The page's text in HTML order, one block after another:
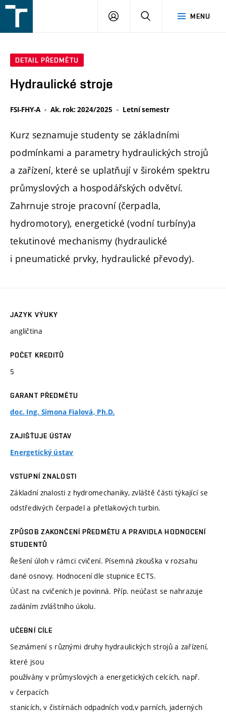
v
MENU
PŘIHLÁŠENÍ
DETAIL PŘEDMĚTU
Hydraulické stroje
FSI-FHY-A Ak. rok: 2024/2025 Letní semestr
Kurz seznamuje studenty se základními
podmínkami a parametry hydraulických strojů
a zařízení, které se uplatňují v širokém spektru
průmyslových a hospodářských odvětví.
Zahrnuje stroje pracovní (čerpadla,
hydromotory), energetické (vodní turbíny)a
tekutinové mechanismy (hydraulické
i pneumatické prvky, hydraulické převody).
JAZYK VÝUKY
angličtina
POČET KREDITŮ
5
GARANT PŘEDMĚTU
doc. Ing. Simona Fialová, Ph.D.
ZAJIŠŤUJE ÚSTAV
Energetický ústav
VSTUPNÍ ZNALOSTI
Základní znalosti z hydromechaniky, zvláště části týkající se
odstředivých čerpadel a přetlakových turbin.
ZPŮSOB ZAKONČENÍ PŘEDMĚTU A PRAVIDLA HODNOCENÍ
STUDENTŮ
Řešení úloh v rámci cvičení. Písemná zkouška v rozsahu
dané osnovy. Hodnocení dle stupnice ECTS.
Účast na cvičeních je povinná. Příp. neúčast se nahrazuje
zadáním zvláštního úkolu.
UČEBNÍ CÍLE
Seznámení s různými druhy hydraulických strojů a zařízení,
které jsou
používány v průmyslových a energetických celcích, např.
v čerpacích
stanicích, v čistírnách odpadních vod,v parních, jaderných